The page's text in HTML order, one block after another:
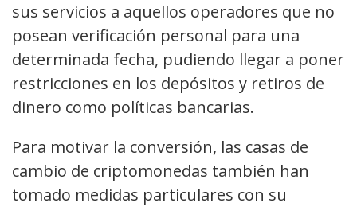
sus servicios a aquellos operadores que no
posean verificación personal para una
determinada fecha, pudiendo llegar a poner
restricciones en los depósitos y retiros de
dinero como políticas bancarias.
Para motivar la conversión, las casas de
cambio de criptomonedas también han
tomado medidas particulares con su